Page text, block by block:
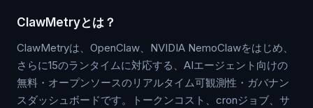
ClawMetryとは？
ClawMetryは、OpenClaw、NVIDIA NemoClawをはじめ、
さらに15のランタイムに対応する、AIエージェント向けの
無料・オープンソースのリアルタイム可観測性・ガバナン
スダッシュボードです。トークンコスト、cronジョブ、サ